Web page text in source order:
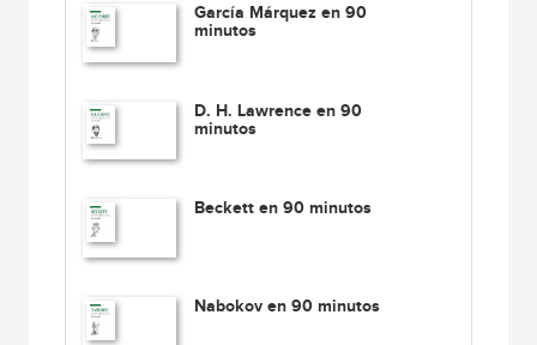
García Márquez en 90
minutos
D. H. Lawrence en 90
minutos
Beckett en 90 minutos
Nabokov en 90 minutos